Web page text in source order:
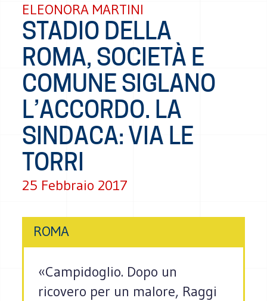
ELEONORA MARTINI
STADIO DELLA
ROMA, SOCIETÀ E
COMUNE SIGLANO
L’ACCORDO. LA
SINDACA: VIA LE
TORRI
25 Febbraio 2017
ROMA
«Campidoglio. Dopo un
ricovero per un malore, Raggi